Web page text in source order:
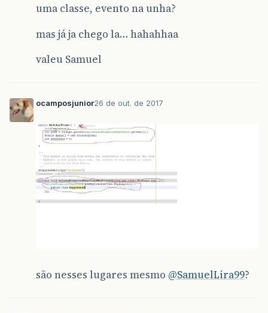
uma classe, evento na unha?
mas já ja chego la… hahahhaa
valeu Samuel
ocamposjunior26 de out. de 2017
são nesses lugares mesmo @SamuelLira99?